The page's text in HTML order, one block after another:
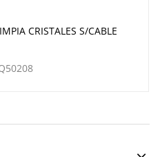
CRISTALES S/CABLE